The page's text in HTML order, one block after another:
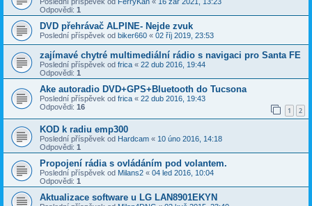
Odpovědi: 1
DVD přehrávač ALPINE- Nejde zvuk
Poslední příspěvek od biker660 « 02 říj 2019, 23:53
zajímavé chytré multimediální rádio s navigaci pro Santa FE
Poslední příspěvek od frica « 22 dub 2016, 19:44
Odpovědi: 1
Ake autoradio DVD+GPS+Bluetooth do Tucsona
Poslední příspěvek od frica « 22 dub 2016, 19:43
Odpovědi: 16 1 2
KOD k radiu emp300
Poslední příspěvek od Hardcam « 10 úno 2016, 14:18
Odpovědi: 1
Propojení rádia s ovládáním pod volantem.
Poslední příspěvek od Milans2 « 04 led 2016, 10:04
Odpovědi: 1
Aktualizace software u LG LAN8901EKYN